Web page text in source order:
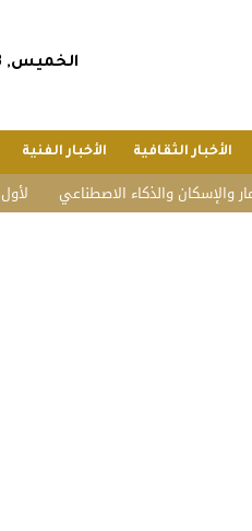
الخميس, 23 صفر 1448 هجريا, 6 أغسطس 2026 ميلاديا.
الأخبار الثقافية الأخبار الفنية
لأول مرة.. والذكاء الاصطناعي